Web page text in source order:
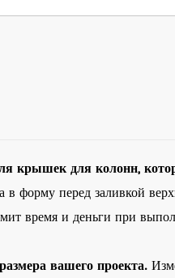
крышек для колонн,
форму перед заливкой
время и деньги при
вашего проекта.